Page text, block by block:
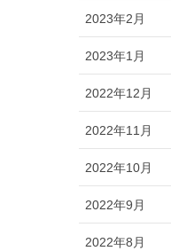
2023年2月
2023年1月
2022年12月
2022年11月
2022年10月
2022年9月
2022年8月